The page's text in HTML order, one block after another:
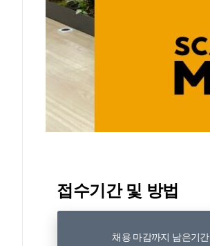
접수기간 및 방법
채용 마감까지 남은기간